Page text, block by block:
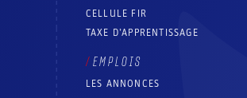
CELLULE FIR
TAXE D’APPRENTISSAGE
EMPLOIS
LES ANNONCES